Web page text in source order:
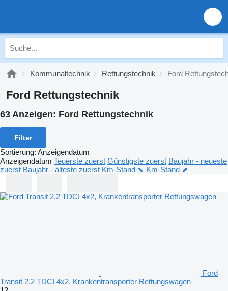
Kommunaltechnik Rettungstechnik Ford
Ford Rettungstechnik
63 Anzeigen: Ford Rettungstechnik
Filter
Sortierung: Anzeigendatum
Anzeigendatum Teuerste zuerst Günstigste zuerst Baujahr - neueste
zuerst Baujahr - älteste zuerst Km-Stand ⬊ Km-Stand ⬈
Ford
Transit 2.2 TDCI 4x2, Krankentransporter Rettungswagen